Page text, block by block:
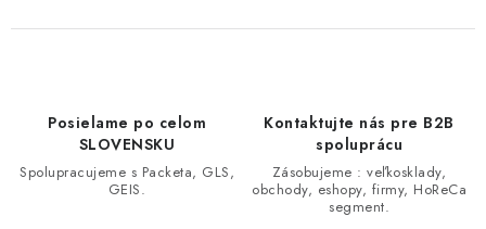
Posielame po celom
SLOVENSKU
Spolupracujeme s Packeta, GLS,
GEIS.
Kontaktujte nás pre B2B
spoluprácu
Zásobujeme : veľkosklady,
obchody, eshopy, firmy, HoReCa
segment.